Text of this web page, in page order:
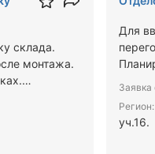
склада.
монтажа.
Для
Заявка
Регион:
уч.16.